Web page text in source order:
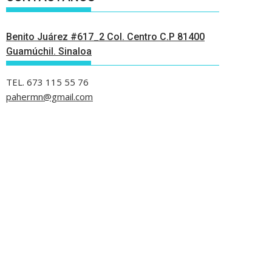
Benito Juárez #617_2 Col. Centro C.P 81400
Guamúchil. Sinaloa
TEL. 673 115 55 76
pahermn@gmail.com